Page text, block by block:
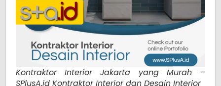
Kontraktor Interior Jakarta yang Murah –
SPlusA.id Kontraktor Interior dan Desain Interior